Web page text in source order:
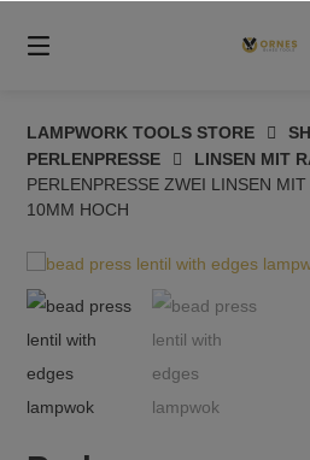
zum
Inhalt
LAMPWORK TOOLS STORE
PERLENPRESSE
LINSEN MIT
PERLENPRESSE ZWEI LINSEN
10MM HOCH